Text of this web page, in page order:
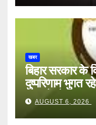
खबर
बिहार सरकार के
दुष्परिणाम भुगत
अन्य हैं मौन
AUGUST 6, 2026